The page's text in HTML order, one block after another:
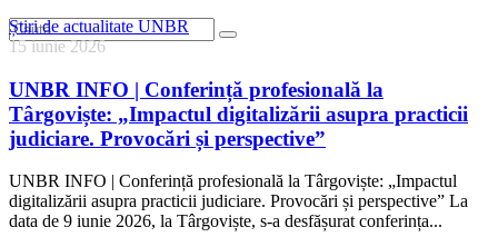
Știri de actualitate UNBR
15 iunie 2026
UNBR INFO | Conferință profesională la
Târgoviște: „Impactul digitalizării asupra practicii
judiciare. Provocări și perspective”
UNBR INFO | Conferință profesională la Târgoviște: „Impactul
digitalizării asupra practicii judiciare. Provocări și perspective” La
data de 9 iunie 2026, la Târgoviște, s-a desfășurat conferința...